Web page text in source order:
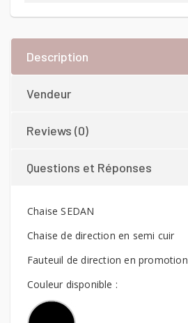
Description
Vendeur
Reviews (0)
Questions et Réponses
Chaise SEDAN
Chaise de direction en semi cuir
Fauteuil de direction en promotion
Couleur disponible :